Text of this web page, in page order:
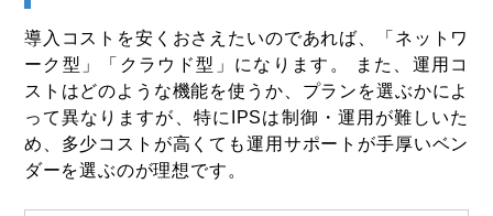
導入コストを安くおさえたいのであれば、「ネットワ
ーク型」「クラウド型」になります。 また、運用コ
ストはどのような機能を使うか、プランを選ぶかによ
って異なりますが、特にIPSは制御・運用が難しいた
め、多少コストが高くても運用サポートが手厚いベン
ダーを選ぶのが理想です。